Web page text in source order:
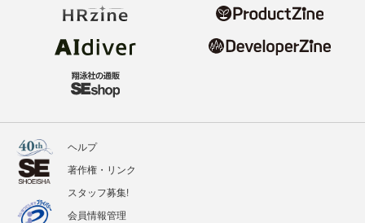
ヘルプ
著作権・リンク
スタッフ募集!
会員情報管理